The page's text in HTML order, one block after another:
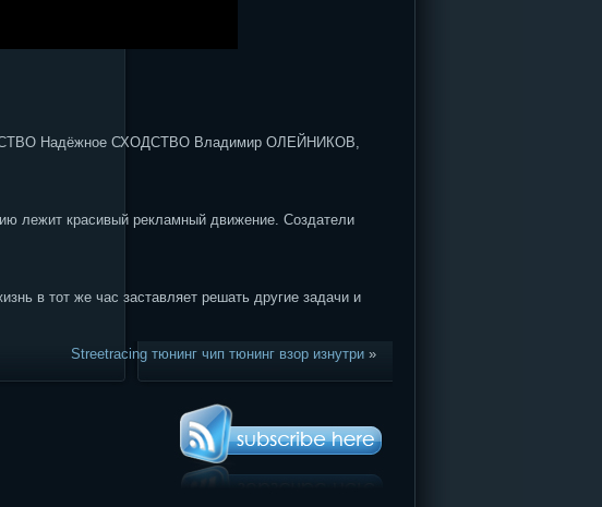
Надёжное СХОДСТВО Владимир ОЛЕЙНИКОВ,
лежит красивый рекламный движение. Создатели
в тот же час заставляет решать другие задачи и
Streetracing тюнинг чип тюнинг взор изнутри »